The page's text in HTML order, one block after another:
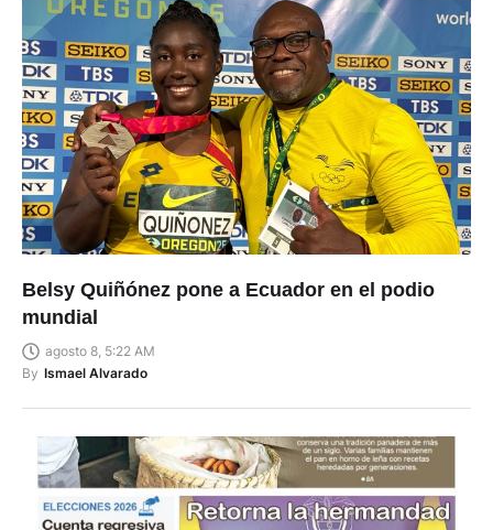
Belsy Quiñónez pone a Ecuador en el podio
mundial
agosto 8, 5:22 AM
By Ismael Alvarado